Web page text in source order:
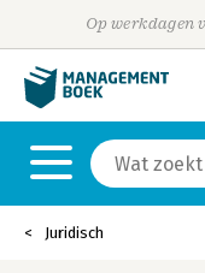
Op werkdagen
Juridisch